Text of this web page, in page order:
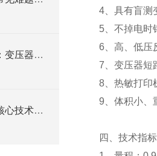
变压器绕组变比测试仪：变压器维护的关键工具
变压器绕组变比测试仪核心技术解析：如何通过高精度电压测量实现匝比误差检测？
4、具有盲测
5、不掉电时
6 、高、低
7 、变压器
8、热敏打印
9 、体积小
四、 技术指标